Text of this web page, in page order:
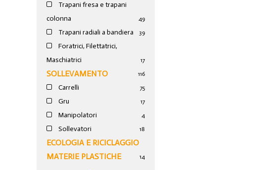
Trapani fresa e trapani
colonna
49
Trapani radiali a bandiera 39
Foratrici, Filettatrici,
Maschiatrici
17
SOLLEVAMENTO 116
Carrelli 75
Gru 17
Manipolatori 4
Sollevatori 18
ECOLOGIA E RICICLAGGIO
MATERIE PLASTICHE
14